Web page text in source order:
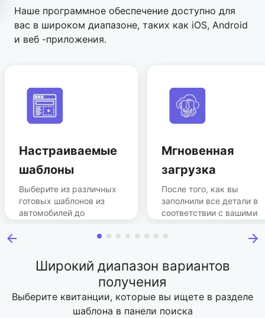
Наше программное обеспечение доступно для
вас в широком диапазоне, таких как iOS, Android
и веб -приложения.
Настраиваемые
шаблоны
Выберите из различных
готовых шаблонов из
автомобилей до
Мгновенная
загрузка
После того, как вы
заполнили все детали в
соответствии с вашими
и загрузите PDF.
Широкий диапазон вариантов
получения
Выберите квитанции, которые вы ищете в разделе
шаблона в панели поиска